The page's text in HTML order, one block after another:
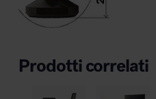
Prodotti correlati